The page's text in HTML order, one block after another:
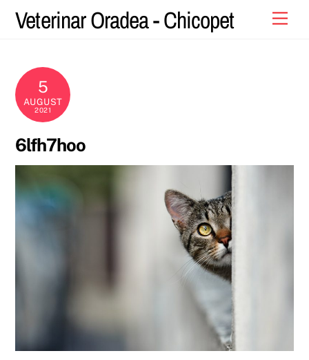
Veterinar Oradea - Chicopet
5
AUGUST
2021
6lfh7hoo